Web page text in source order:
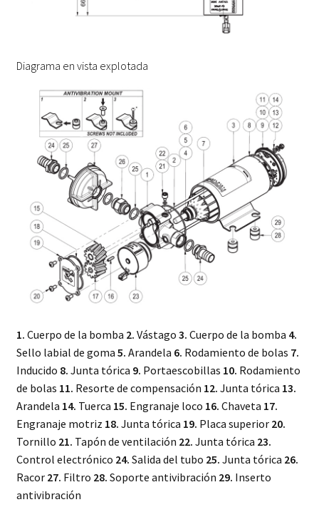
Diagrama en vista explotada
1. Cuerpo de la bomba 2. Vástago 3. Cuerpo de la bomba 4.
Sello labial de goma 5. Arandela 6. Rodamiento de bolas 7.
Inducido 8. Junta tórica 9. Portaescobillas 10. Rodamiento
de bolas 11. Resorte de compensación 12. Junta tórica 13.
Arandela 14. Tuerca 15. Engranaje loco 16. Chaveta 17.
Engranaje motriz 18. Junta tórica 19. Placa superior 20.
Tornillo 21. Tapón de ventilación 22. Junta tórica 23.
Control electrónico 24. Salida del tubo 25. Junta tórica 26.
Racor 27. Filtro 28. Soporte antivibración 29. Inserto
antivibración